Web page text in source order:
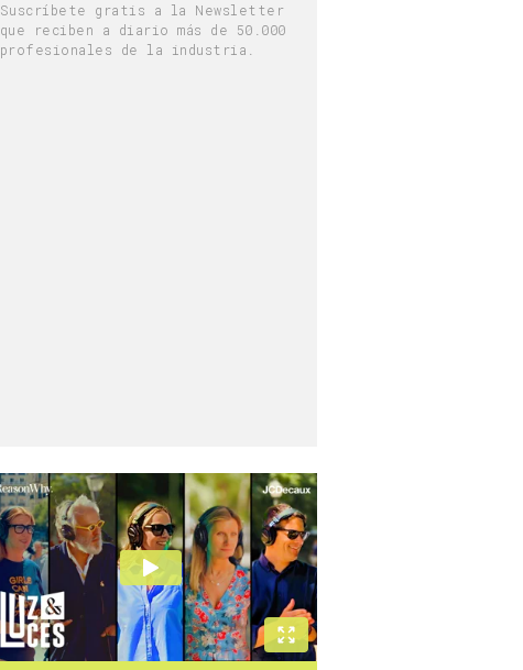
Suscríbete gratis a la Newsletter
que reciben a diario más de 50.000
profesionales de la industria.